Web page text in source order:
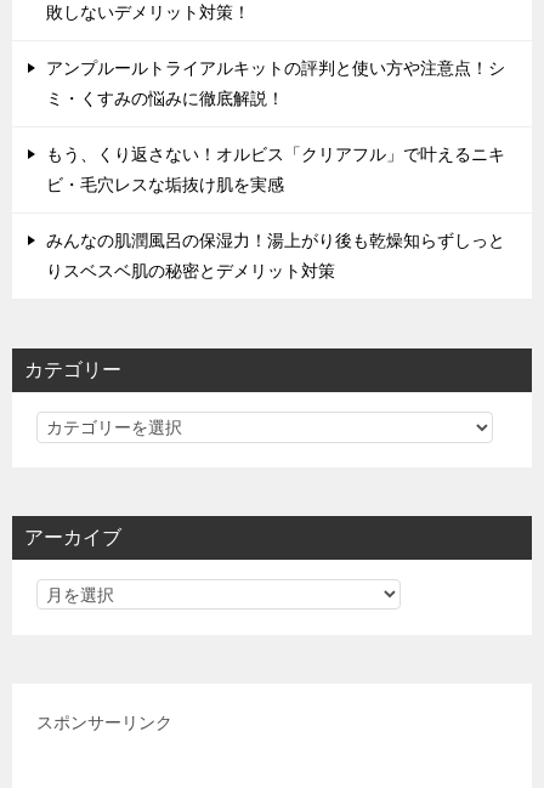
敗しないデメリット対策！
アンプルールトライアルキットの評判と使い方や注意点！シ
ミ・くすみの悩みに徹底解説！
もう、くり返さない！オルビス「クリアフル」で叶えるニキ
ビ・毛穴レスな垢抜け肌を実感
みんなの肌潤風呂の保湿力！湯上がり後も乾燥知らずしっと
りスベスベ肌の秘密とデメリット対策
カテゴリー
カ
リ
アーカイブ
スポンサーリンク